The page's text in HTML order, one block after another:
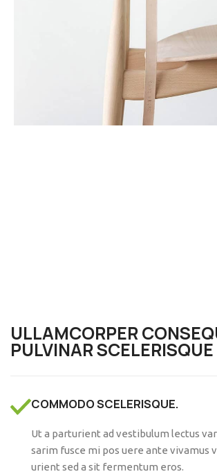
ULLAMCORPER
PULVINAR SCELERISQUE
COMMODO SCELERISQUE.
Ut a parturient ad vestibulum lectus
sarim fusce mi pos uere ante vivamus
urient sed a sit fermentum eros.